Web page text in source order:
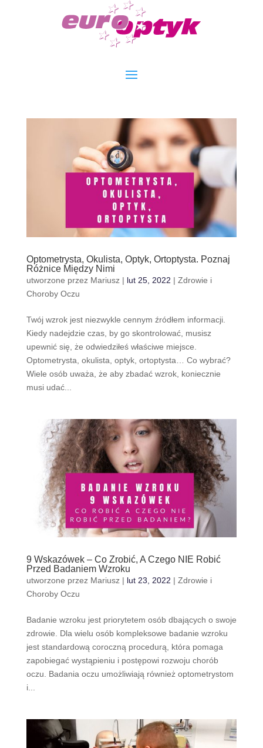
Optometrysta, Okulista, Optyk, Ortoptysta. Poznaj
Różnice Między Nimi
utworzone przez Mariusz| lut 25, 2022 | Zdrowie i
Choroby Oczu
Twój wzrok jest niezwykle cennym źródłem informacji.
Kiedy nadejdzie czas, by go skontrolować, musisz
upewnić się, że odwiedziłeś właściwe miejsce.
Optometrysta, okulista, optyk, ortoptysta… Co wybrać?
Wiele osób uważa, że aby zbadać wzrok, koniecznie
musi udać...
9 Wskazówek – Co Zrobić, A Czego NIE Robić
Przed Badaniem Wzroku
utworzone przez Mariusz| lut 23, 2022 | Zdrowie i
Choroby Oczu
Badanie wzroku jest priorytetem osób dbających o swoje
zdrowie. Dla wielu osób kompleksowe badanie wzroku
jest standardową coroczną procedurą, która pomaga
zapobiegać wystąpieniu i postępowi rozwoju chorób
oczu. Badania oczu umożliwiają również optometrystom
i...